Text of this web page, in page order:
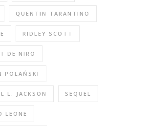
QUENTIN TARANTINO
RIDLEY SCOTT
DE NIRO
POLAŃSKI
L. JACKSON SEQUEL
LEONE